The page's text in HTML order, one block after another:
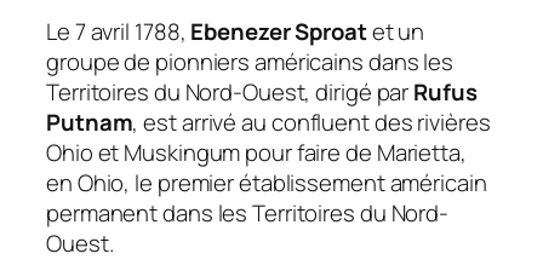
Le 7 avril 1788, Ebenezer Sproatet un
groupe de pionniers américains dans les
Territoires du Nord-Ouest, dirigé parRufus
Putnam, est arrivé au confluent des rivières
Ohio et Muskingum pour faire de Marietta,
en Ohio, le premier établissement américain
permanent dans les Territoires du Nord-
Ouest.